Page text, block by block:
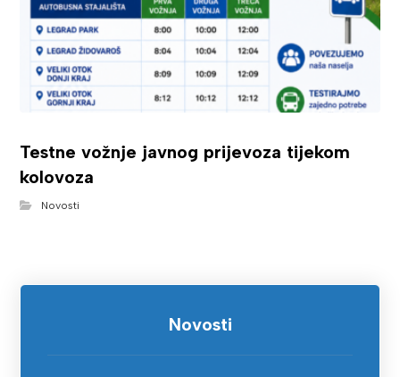
Testne vožnje javnog prijevoza tijekom
kolovoza
Novosti
Novosti